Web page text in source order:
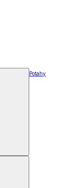
Potahy